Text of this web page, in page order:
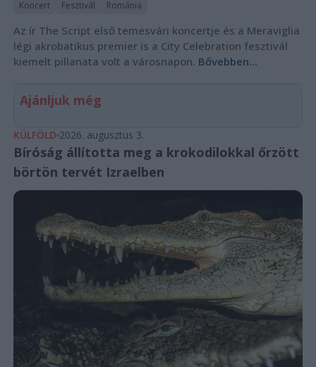
Koncert Fesztivál Románia
Az ír The Script első temesvári koncertje és a Meraviglia
légi akrobatikus premier is a City Celebration fesztivál
kiemelt pillanata volt a városnapon. Bővebben...
Ajánljuk még
KÜLFÖLD 2026. augusztus 3.
Bíróság állította meg a krokodilokkal őrzött
börtön tervét Izraelben